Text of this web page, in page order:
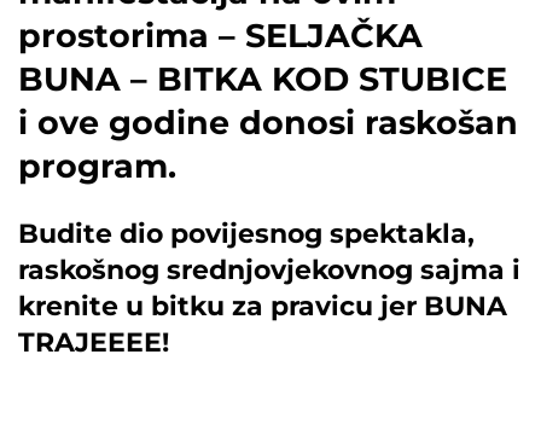
prostorima – SELJAČKA
BUNA – BITKA KOD STUBICE
i ove godine donosi raskošan
program.
Budite dio povijesnog spektakla,
raskošnog srednjovjekovnog sajma i
krenite u bitku za pravicu jer BUNA
TRAJEEEE!